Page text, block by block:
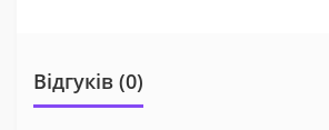
Відгуків (0)